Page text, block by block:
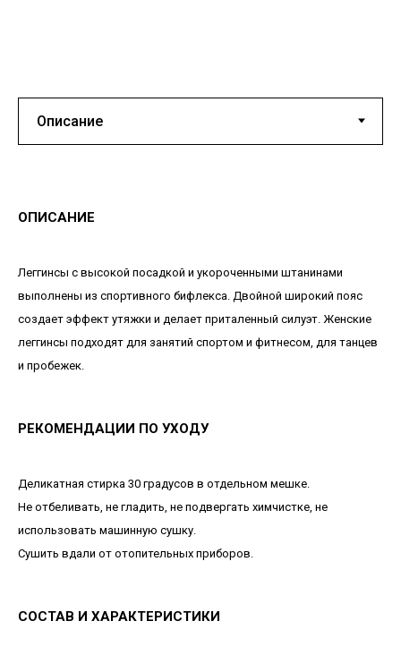
ОПИСАНИЕ
Леггинсы с высокой посадкой и укороченными штанинами
выполнены из спортивного бифлекса. Двойной широкий пояс
создает эффект утяжки и делает приталенный силуэт. Женские
леггинсы подходят для занятий спортом и фитнесом, для танцев
и пробежек.
РЕКОМЕНДАЦИИ ПО УХОДУ
Деликатная стирка 30 градусов в отдельном мешке.
Не отбеливать, не гладить, не подвергать химчистке, не
использовать машинную сушку.
Сушить вдали от отопительных приборов.
СОСТАВ И ХАРАКТЕРИСТИКИ